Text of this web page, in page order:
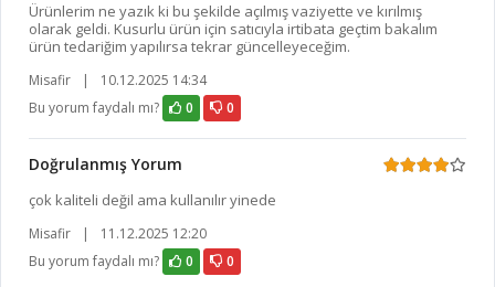
Ürünlerim ne yazık ki bu şekilde açılmış vaziyette ve kırılmış
olarak geldi. Kusurlu ürün için satıcıyla irtibata geçtim bakalım
ürün tedariğim yapılırsa tekrar güncelleyeceğim.
Misafir |
10.12.2025 14:34
Bu yorum faydalı mı?
0 0
Doğrulanmış Yorum
çok kaliteli değil ama kullanılır yinede
Misafir |
11.12.2025 12:20
Bu yorum faydalı mı?
0 0